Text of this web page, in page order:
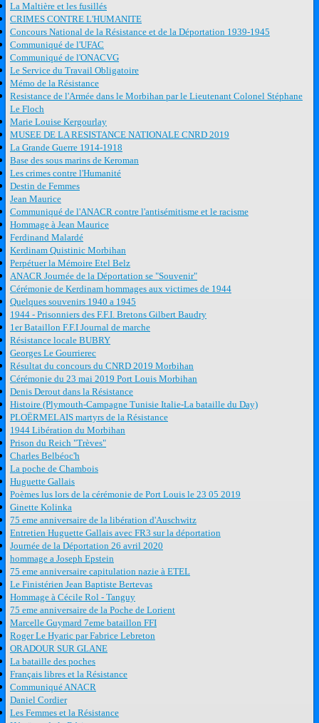
La Maltière et les fusillés
CRIMES CONTRE L'HUMANITE
Concours National de la Résistance et de la Déportation 1939-1945
Communiqué de l'UFAC
Communiqué de l'ONACVG
Le Service du Travail Obligatoire
Mémo de la Résistance
Resistance de l'Armée dans le Morbihan par le Lieutenant Colonel Stéphane
Le Floch
Marie Louise Kergourlay
MUSEE DE LA RESISTANCE NATIONALE CNRD 2019
La Grande Guerre 1914-1918
Base des sous marins de Keroman
Les crimes contre l'Humanité
Destin de Femmes
Jean Maurice
Communiqué de l'ANACR contre l'antisémitisme et le racisme
Hommage à Jean Maurice
Ferdinand Malardé
Kerdinam Quistinic Morbihan
Perpétuer la Mémoire Etel Belz
ANACR Journée de la Déportation se "Souvenir"
Cérémonie de Kerdinam hommages aux victimes de 1944
Quelques souvenirs 1940 a 1945
1944 - Prisonniers des F.F.I. Bretons Gilbert Baudry
1er Bataillon F.F.I Journal de marche
Résistance locale BUBRY
Georges Le Gourrierec
Résultat du concours du CNRD 2019 Morbihan
Cérémonie du 23 mai 2019 Port Louis Morbihan
Denis Derout dans la Résistance
Histoire (Plymouth-Campagne Tunisie Italie-La bataille du Day)
PLOËRMELAIS martyrs de la Résistance
1944 Libération du Morbihan
Prison du Reich "Trèves"
Charles Belbéoc'h
La poche de Chambois
Huguette Gallais
Poèmes lus lors de la cérémonie de Port Louis le 23 05 2019
Ginette Kolinka
75 eme anniversaire de la libération d'Auschwitz
Entretien Huguette Gallais avec FR3 sur la déportation
Journée de la Déportation 26 avril 2020
hommage a Joseph Epstein
75 eme anniversaire capitulation nazie à ETEL
Le Finistérien Jean Baptiste Bertevas
Hommage à Cécile Rol - Tanguy
75 eme anniversaire de la Poche de Lorient
Marcelle Guymard 7eme bataillon FFI
Roger Le Hyaric par Fabrice Lebreton
ORADOUR SUR GLANE
La bataille des poches
Français libres et la Résistance
Communiqué ANACR
Daniel Cordier
Les Femmes et la Résistance